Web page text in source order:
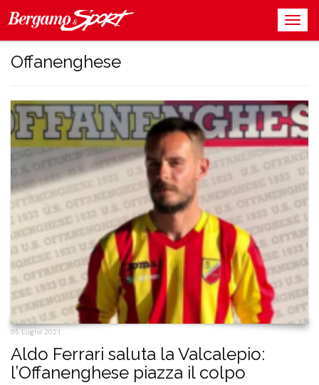
Offanenghese
05 Luglio 2021
Aldo Ferrari saluta la Valcalepio:
l’Offanenghese piazza il colpo